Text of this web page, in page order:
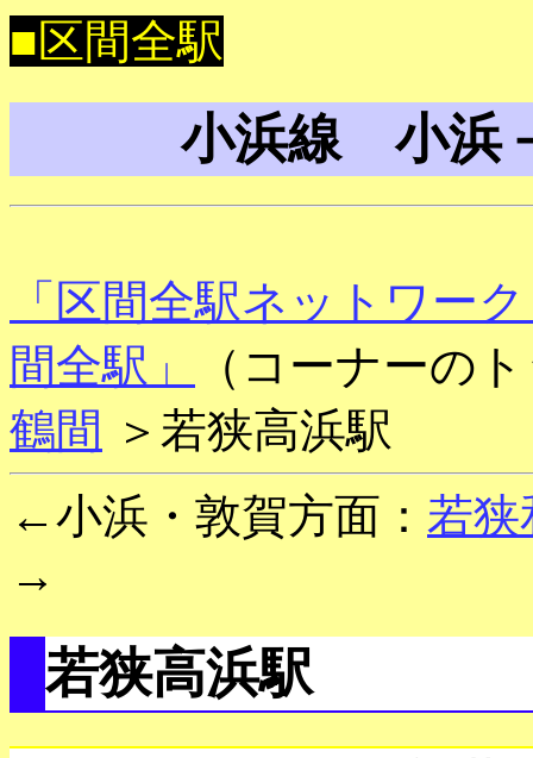
■区間全駅
小浜線 小浜
「区間全駅ネットワー
間全駅」
（コーナーの
鶴間 ＞若狭高浜駅
←小浜・敦賀方面： 若狭
→
若狭高浜駅